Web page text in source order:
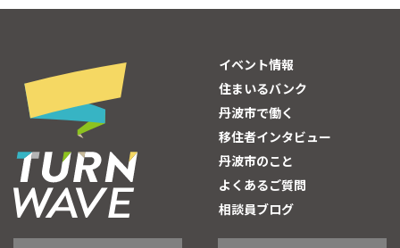
イベント情報
住まいるバンク
丹波市で働く
移住者インタビュー
丹波市のこと
よくあるご質問
相談員ブログ